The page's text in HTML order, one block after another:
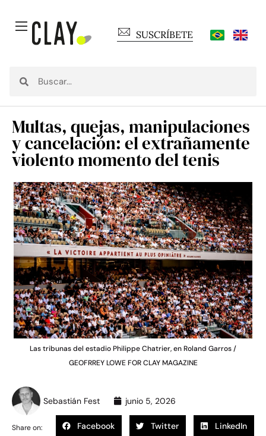
SUSCRÍBETE
Multas, quejas, manipulaciones
y cancelación: el extrañamente
violento momento del tenis
Las tribunas del estadio Philippe Chatrier, en Roland Garros /
GEOFRREY LOWE FOR CLAY MAGAZINE
Sebastián Fest junio 5, 2026
Share on: Facebook Twitter LinkedIn